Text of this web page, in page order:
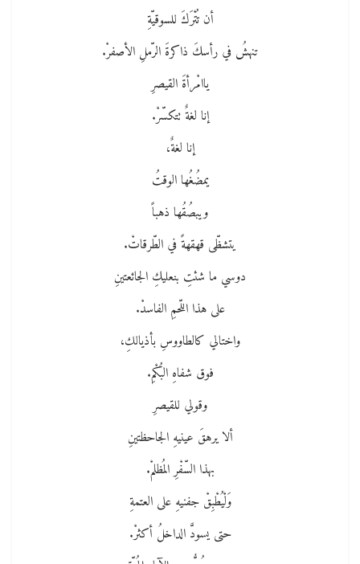
أن تُتْرَكَ للسوقيّةِ
تنهشُ في رأسكَ ذاكرةَ الرّملِ الأصفرْ.
ياامْرأةَ القيصرِ
إنا لغةٌ تتكسّرْ.
إنا لغةٌ،
يمضُغُها الوقتُ
ويبصُقُها ذهباً
يتشظّى قهقهةً في الطّرقاتْ.
دوسي ما شئتِ بنعليكِ الجائعتينِ
على هذا اللّحمِ الفاسدْ.
واختالي كالطاووسِ بأذيالكِ،
فوق شفاهِ البُكْمِ.
وقولي للقيصرِ
ألا يرهقَ عينيهِ الجاحظتينِ
بهذا السّفْرِ المُظلمْ.
وَلْيُطْبِقْ جفنيهِ على العتمةِ
حتى يسودَّ الداخلُ أكثرْ.